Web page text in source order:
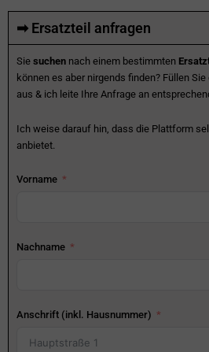
➡ Ersatzteil anfragen
Sie suchen nach einem bestimmten
können es aber nirgends finden? Füllen
aus & ich leite Ihre Anfrage an
Ich weise darauf hin, dass die Plattform
anbietet.
Vorname
Nachname
Anschrift (inkl. Hausnummer)